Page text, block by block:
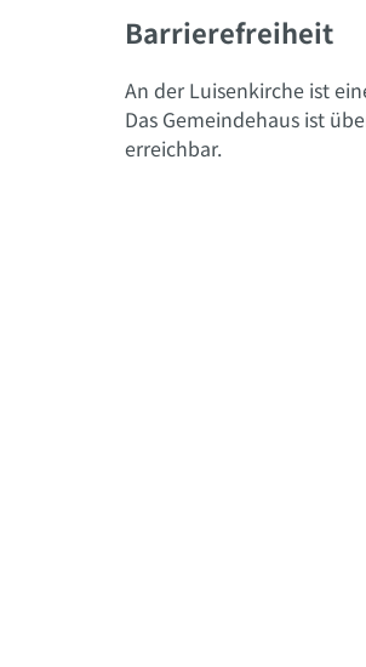
Barrierefreiheit
An der Luisenkirche ist
Das Gemeindehaus ist
erreichbar.